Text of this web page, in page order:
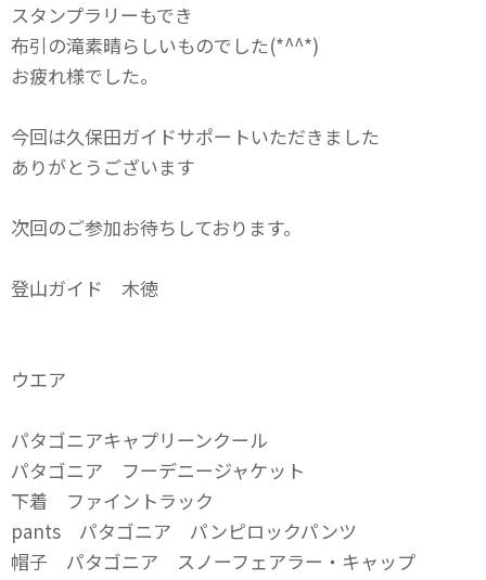
スタンプラリーもでき
布引の滝素晴らしいものでした(*^^*)
お疲れ様でした。
今回は久保田ガイドサポートいただきました
ありがとうございます
次回のご参加お待ちしております。
登山ガイド 木徳
ウエア
パタゴニアキャプリーンクール
パタゴニア フーデニージャケット
下着 ファイントラック
pants パタゴニア パンピロックパンツ
帽子 パタゴニア スノーフェアラー・キャップ